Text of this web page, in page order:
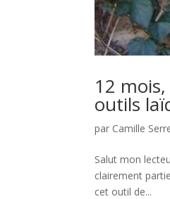
12
outils
par Camille
Salut mon
clairement
cet outil de...